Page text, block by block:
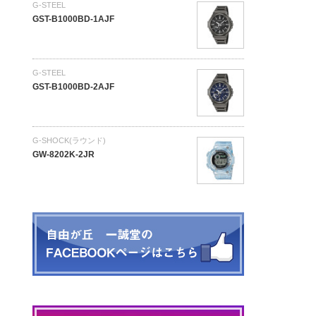
G-STEEL
GST-B1000BD-1AJF
G-STEEL
GST-B1000BD-2AJF
G-SHOCK(ラウンド)
GW-8202K-2JR